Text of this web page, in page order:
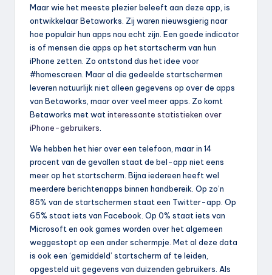
Maar wie het meeste plezier beleeft aan deze app, is
ontwikkelaar Betaworks. Zij waren nieuwsgierig naar
hoe populair hun apps nou echt zijn. Een goede indicator
is of mensen die apps op het startscherm van hun
iPhone zetten. Zo ontstond dus het idee voor
#homescreen. Maar al die gedeelde startschermen
leveren natuurlijk niet alleen gegevens op over de apps
van Betaworks, maar over veel meer apps. Zo komt
Betaworks met wat interessante statistieken over
iPhone-gebruikers
We hebben het hier over een telefoon, maar in 14
procent van de gevallen staat de bel-app niet eens
meer op het startscherm. Bijna iedereen heeft wel
meerdere berichtenapps binnen handbereik. Op zo’n
85% van de startschermen staat een Twitter-app. Op
65% staat iets van Facebook. Op 0% staat iets van
Microsoft en ook games worden over het algemeen
weggestopt op een ander schermpje. Met al deze data
is ook een ‘gemiddeld’ startscherm af te leiden,
opgesteld uit gegevens van duizenden gebruikers. Als